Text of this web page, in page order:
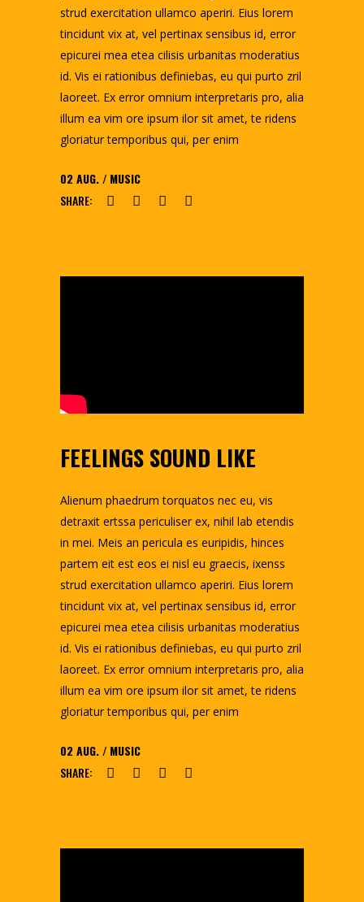
strud exercitation ullamco aperiri. Eius lorem
tincidunt vix at, vel pertinax sensibus id, error
epicurei mea etea cilisis urbanitas moderatius
id. Vis ei rationibus definiebas, eu qui purto zril
laoreet. Ex error omnium interpretaris pro, alia
illum ea vim ore ipsum ilor sit amet, te ridens
gloriatur temporibus qui, per enim
02AUG.
MUSIC
SHARE:
FEELINGS SOUND LIKE
Alienum phaedrum torquatos nec eu, vis
detraxit ertssa periculiser ex, nihil lab etendis
in mei. Meis an pericula es euripidis, hinces
partem eit est eos ei nisl eu graecis, ixenss
strud exercitation ullamco aperiri. Eius lorem
tincidunt vix at, vel pertinax sensibus id, error
epicurei mea etea cilisis urbanitas moderatius
id. Vis ei rationibus definiebas, eu qui purto zril
laoreet. Ex error omnium interpretaris pro, alia
illum ea vim ore ipsum ilor sit amet, te ridens
gloriatur temporibus qui, per enim
02AUG.
MUSIC
SHARE: